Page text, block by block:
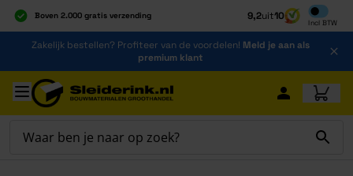
Boven 2.000 gratis verzending
Al 40 jaar dé specialist
Alles onder één dak
9,2uit10
Incl BTW
Inclusief
Ga naar de inhoud
Zakelijk bestellen? Profiteer van de voordelen! Meld je aan als
premium klant
Ga naar hoofdinhoud